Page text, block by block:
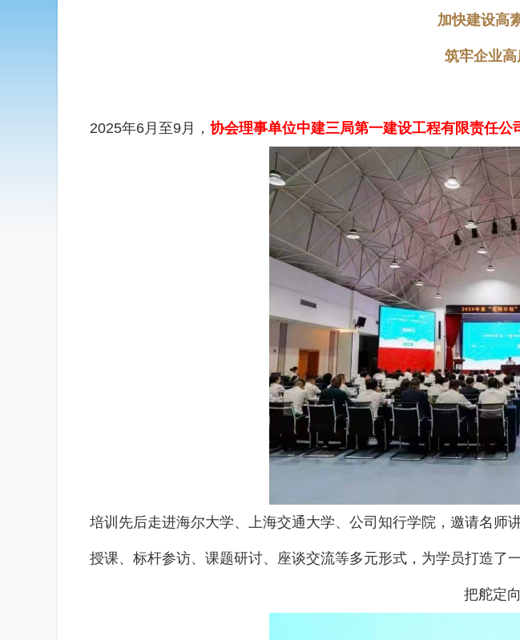
加快建设高
筑牢企业
2025年6月至9月， 协会理事单位中建三局第一建设工程有限责任公
培训先后走进海尔大学、上海交通大学、公司知行学院，邀请名
授课、标杆参访、课题研讨、座谈交流等多元形式，为学员打造了
把舵定